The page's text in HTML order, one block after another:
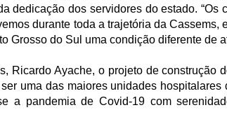
dedicação dos servidores do estado. “Os
durante toda a trajetória da Cassems,
Grosso do Sul uma condição diferente de
Ricardo Ayache, o projeto de construção
uma das maiores unidades
a pandemia de Covid-19 com